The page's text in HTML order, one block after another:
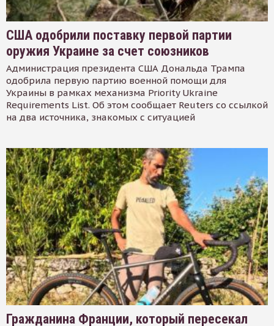
США одобрили поставку первой партии
оружия Украине за счет союзников
Администрация президента США Дональда Трампа
одобрила первую партию военной помощи для
Украины в рамках механизма Priority Ukraine
Requirements List. Об этом сообщает Reuters со ссылкой
на два источника, знакомых с ситуацией
Гражданина Франции, который пересекал